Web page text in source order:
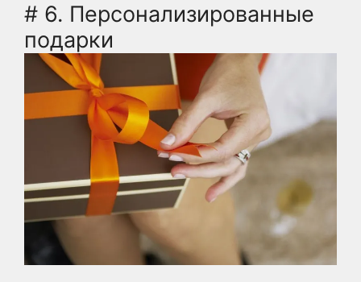
# 6. Персонализированные
подарки